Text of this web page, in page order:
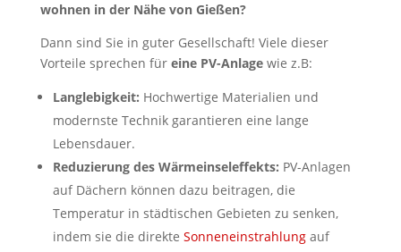
wohnen in der Nähe von Gießen?
Dann sind Sie in guter Gesellschaft! Viele dieser
Vorteile sprechen für eine PV-Anlage wie z.B:
Langlebigkeit: Hochwertige Materialien und
modernste Technik garantieren eine lange
Lebensdauer.
Reduzierung des Wärmeinseleffekts: PV-Anlagen
auf Dächern können dazu beitragen, die
Temperatur in städtischen Gebieten zu senken,
indem sie die direkte Sonneneinstrahlungauf